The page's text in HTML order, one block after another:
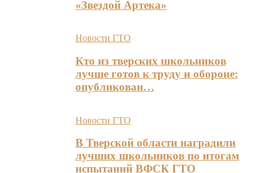
«Звездой Артека»
Новости ГТО
Кто из тверских школьников
лучше готов к труду и обороне:
опубликован…
Новости ГТО
В Тверской области наградили
лучших школьников по итогам
испытаний ВФСК ГТО